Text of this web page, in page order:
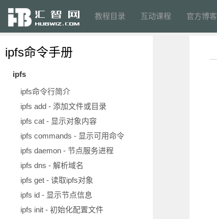
教程目录 互动课程 官方博客
ipfs命令手册
ipfs
ipfs命令行简介
ipfs add - 添加文件或目录
ipfs cat - 显示对象内容
ipfs commands - 显示可用命令
ipfs daemon - 节点服务进程
ipfs dns - 解析域名
ipfs get - 读取ipfs对象
ipfs id - 显示节点信息
ipfs init - 初始化配置文件